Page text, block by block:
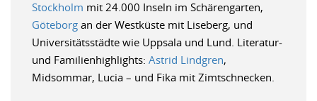
Stockholm mit 24.000 Inseln im Schärengarten,
Göteborg an der Westküste mit Liseberg, und
Universitätsstädte wie Uppsala und Lund. Literatur-
und Familienhighlights: Astrid Lindgren,
Midsommar, Lucia – und Fika mit Zimtschnecken.